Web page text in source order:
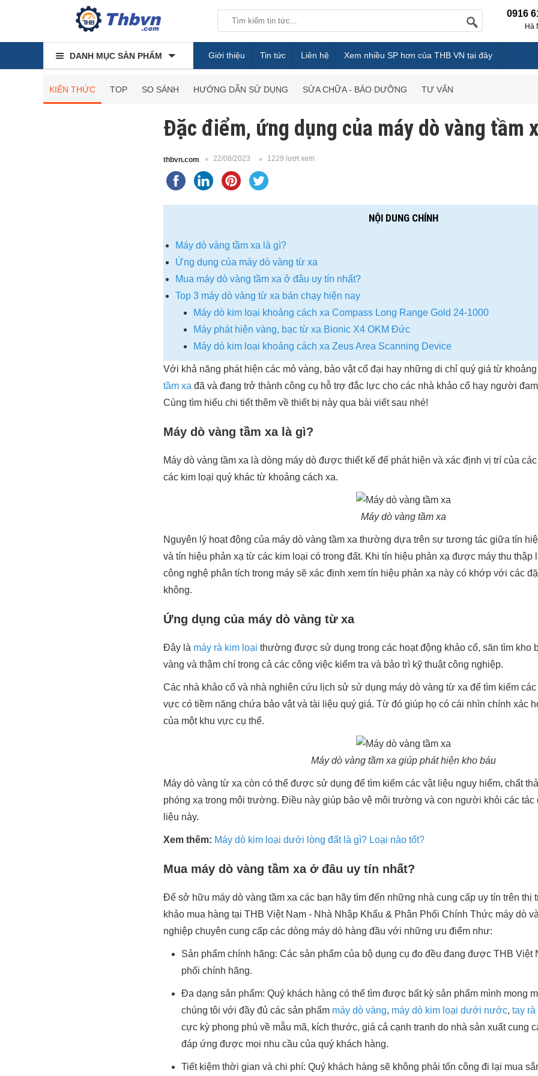
0916
Hà
DANH MỤC SẢN PHẨM Giới thiệu Tin tức Liên hệ Xem nhiều SP hơn của THB VN tại đây
KIẾN THỨC TOP SO SÁNH HƯỚNG DẪN SỬ DỤNG SỬA CHỮA - BẢO DƯỠNG TƯ VẤN
Đặc điểm, ứng dụng của máy dò vàng tầm
thbvn.com 22/08/2023 1229 lượt xem
NỘI DUNG CHÍNH
Máy dò vàng tầm xa là gì?
Ứng dụng của máy dò vàng từ xa
Mua máy dò vàng tầm xa ở đâu uy tín nhất?
Top 3 máy dò vàng từ xa bán chạy hiện nay
Máy dò kim loại khoảng cách xa Compass Long Range Gold 24-1000
Máy phát hiện vàng, bạc từ xa Bionic X4 OKM Đức
Máy dò kim loại khoảng cách xa Zeus Area Scanning Device
Với khả năng phát hiện các mỏ vàng, bảo vật cổ đại hay những di chỉ quý giá từ
tầm xa đã và đang trở thành công cụ hỗ trợ đắc lực cho các nhà khảo cổ hay người
Cùng tìm hiểu chi tiết thêm về thiết bị này qua bài viết sau nhé!
Máy dò vàng tầm xa là gì?
Máy dò vàng tầm xa là dòng máy dò được thiết kế để phát hiện và xác định vị trí của
các kim loại quý khác từ khoảng cách xa.
Máy dò vàng tầm xa
Nguyên lý hoạt động của máy dò vàng tầm xa thường dựa trên sự tương tác giữa tín
và tín hiệu phản xạ từ các kim loại có trong đất. Khi tín hiệu phản xạ được máy thu thập
công nghệ phân tích trong máy sẽ xác định xem tín hiệu phản xạ này có khớp với các
không.
Ứng dụng của máy dò vàng từ xa
Đây là máy rà kim loại thường được sử dụng trong các hoạt động khảo cổ, săn tìm kho
vàng và thậm chí trong cả các công việc kiểm tra và bảo trì kỹ thuật công nghiệp.
Các nhà khảo cổ và nhà nghiên cứu lịch sử sử dụng máy dò vàng từ xa để tìm kiếm
vực có tiềm năng chứa bảo vật và tài liệu quý giá. Từ đó giúp họ có cái nhìn chính xác
của một khu vực cụ thể.
Máy dò vàng tầm xa giúp phát hiện kho báu
Máy dò vàng từ xa còn có thể được sử dụng để tìm kiếm các vật liệu nguy hiểm, chất
phóng xạ trong môi trường. Điều này giúp bảo vệ môi trường và con người khỏi các tác
liệu này.
Xem thêm: Máy dò kim loại dưới lòng đất là gì? Loại nào tốt?
Mua máy dò vàng tầm xa ở đâu uy tín nhất?
Để sở hữu máy dò vàng tầm xa các bạn hãy tìm đến những nhà cung cấp uy tín trên thị
khảo mua hàng tại THB Việt Nam - Nhà Nhập Khẩu & Phân Phối Chính Thức máy dò
nghiệp chuyên cung cấp các dòng máy dò hàng đầu với những ưu điểm như:
Sản phẩm chính hãng: Các sản phẩm của bộ dụng cụ đo đều đang được THB Việt
phối chính hãng.
Đa dạng sản phẩm: Quý khách hàng có thể tìm được bất kỳ sản phẩm mình mong
chúng tôi với đầy đủ các sản phẩm máy dò vàng, máy dò kim loại dưới nước, tay
cực kỳ phong phú về mẫu mã, kích thước, giá cả cạnh tranh do nhà sản xuất cung
đáp ứng được mọi nhu cầu của quý khách hàng.
Tiết kiệm thời gian và chi phí: Quý khách hàng sẽ không phải tốn công đi lại mua